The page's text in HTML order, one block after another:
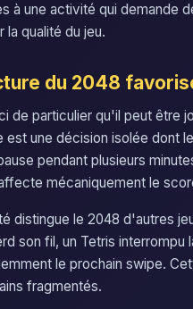
à une activité qui demande
la qualité du jeu.
du 2048
de particulier qu'il peut être
est une décision isolée dont
pendant plusieurs
mécaniquement le
distingue le 2048 d'autres
son fil, un Tetris
le prochain swipe.
fragmentés.